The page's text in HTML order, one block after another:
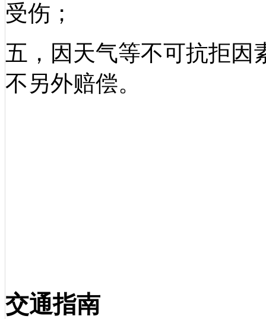
受伤；
五，因天气等不可抗拒因
不另外赔偿。
交通指南